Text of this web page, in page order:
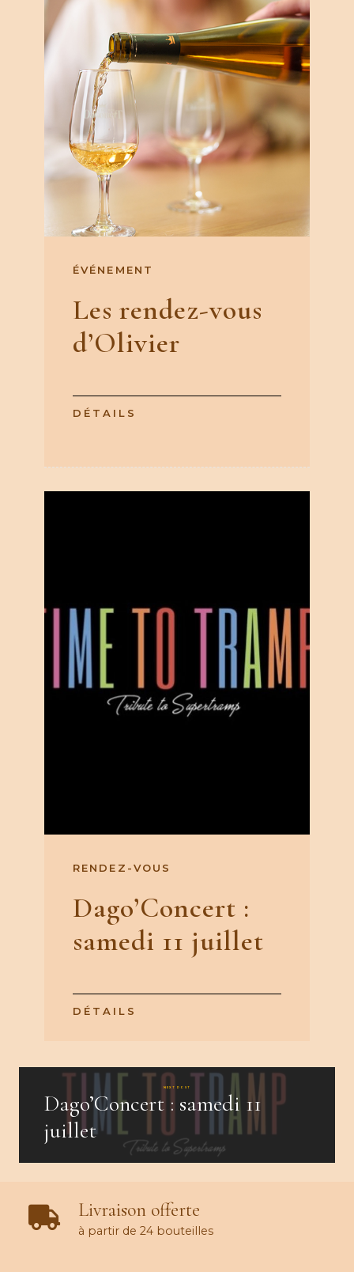
ÉVÉNEMENT
Les rendez-vous
d’Olivier
DÉTAILS
RENDEZ-VOUS
Dago’Concert :
samedi 11 juillet
DÉTAILS
NEXT POST
Dago’Concert : samedi 11
juillet
Livraison offerte
à partir de 24 bouteilles